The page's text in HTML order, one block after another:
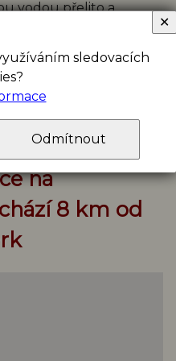
vodou přelito a
délka přelivné hrany je
které mají bránit
celkovou délku 158 m.
na
8 km od
sledovacích
Odmítnout
✕